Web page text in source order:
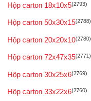
Hộp carton 18x10x5(2793)
Hộp carton 50x30x15(2788)
Hộp carton 20x20x10(2780)
Hộp carton 72x47x35(2771)
Hộp carton 30x25x6(2769)
Hộp carton 33x22x6(2760)